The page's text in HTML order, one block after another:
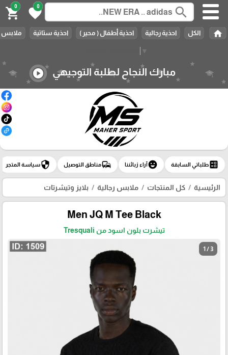
▼
search
0
favorite
0
shopping_cart
home الكل احذية رجالية احذية أطفال ( محير ) احذية ستاتية ملابس
مبارك النجاح لطلبة التوجيهي play_circle
ballotطلباتي السابقة emoji_emotionsآراء زبائننا commuteمناطق التوصيل securityسياسة المتجر
الرئيسية كل المنتجات ملابس رجالية بلايز وتيشرتات
Men JQ M Tee Black
تيشرت بلون اسود من Tresquali
1 / 3